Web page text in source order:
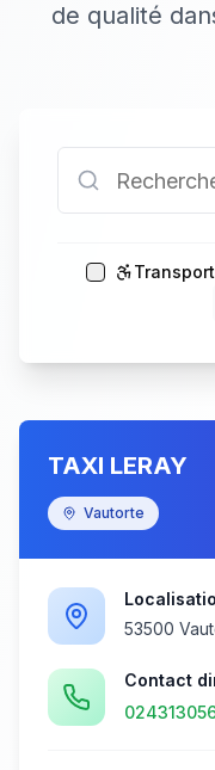
de qualité
TAXI LERAY
Vautorte
53500
Contact